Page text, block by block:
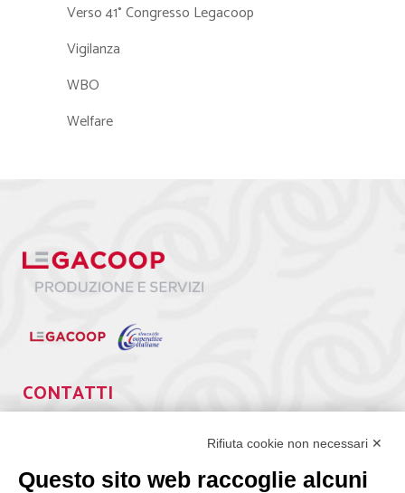
Verso 41° Congresso Legacoop
Vigilanza
WBO
Welfare
CONTATTI
segreteria@lps.coop
Rifiuta cookie non necessari ✕
Questo sito web raccoglie alcuni